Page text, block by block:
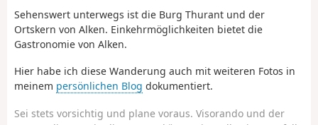
Sehenswert unterwegs ist die Burg Thurant und der
Ortskern von Alken. Einkehrmöglichkeiten bietet die
Gastronomie von Alken.
Hier habe ich diese Wanderung auch mit weiteren Fotos in
meinem persönlichen Blog dokumentiert.
Sei stets vorsichtig und plane voraus. Visorando und der